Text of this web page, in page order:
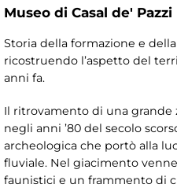
Museo di Casal de' Pazzi
Storia della formazione e
ricostruendo l’aspetto del
anni fa.
Il ritrovamento di una grande
negli anni ’80 del secolo
archeologica che portò alla
fluviale. Nel giacimento
faunistici e un frammento di